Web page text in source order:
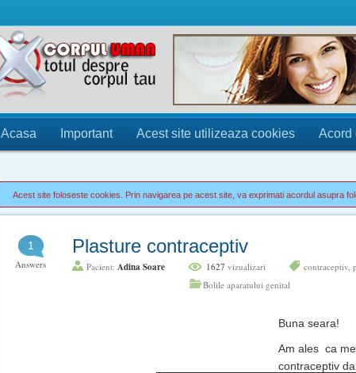
Acasa Important Acest site utilizeaza cookies Acord
Acest site foloseste cookies. Prin navigarea pe acest site, va exprimati acordul asupra
1
Answers
Plasture contraceptiv
Pacient: Adina Soare 1627 vizualizari contraceptiv,
Bolile aparatului genital
Buna seara!
Am ales ca
contraceptiv